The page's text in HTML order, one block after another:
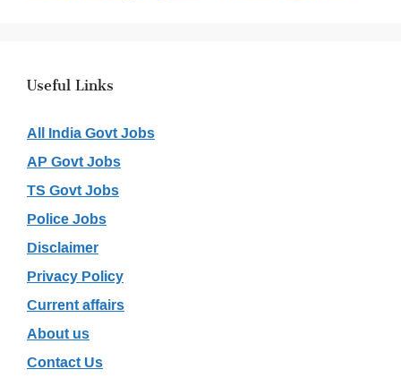
Useful Links
All India Govt Jobs
AP Govt Jobs
TS Govt Jobs
Police Jobs
Disclaimer
Privacy Policy
Current affairs
About us
Contact Us